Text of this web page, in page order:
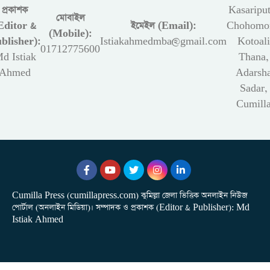
প্রকাশক
&
Istiak
মোবাইল
(Mobile):
01712775600
ইমেইল (Email):
Istiakahmedmba@gmail.com
Kotoali
Thana,
Sadar,
Cumilla Press (cumillapress.com) কুমিল্লা জেলা ভিত্তিক অনলাইন নিউজ
পোর্টাল (অনলাইন মিডিয়া)। সম্পাদক ও প্রকাশক (Editor & Publisher): Md
Istiak Ahmed